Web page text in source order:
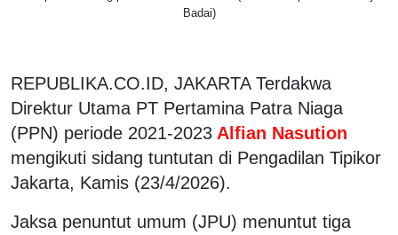
Badai)
REPUBLIKA.CO.ID, JAKARTA Terdakwa
Direktur Utama PT Pertamina Patra Niaga
(PPN) periode 2021-2023 Alfian Nasution
mengikuti sidang tuntutan di Pengadilan Tipikor
Jakarta, Kamis (23/4/2026).
Jaksa penuntut umum (JPU) menuntut tiga